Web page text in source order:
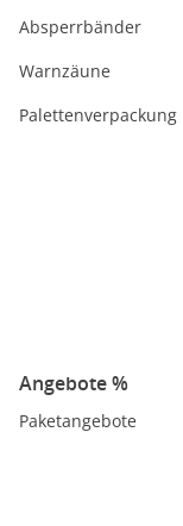
Absperrbänder
Warnzäune
Palettenverpackung
Angebote %
Paketangebote